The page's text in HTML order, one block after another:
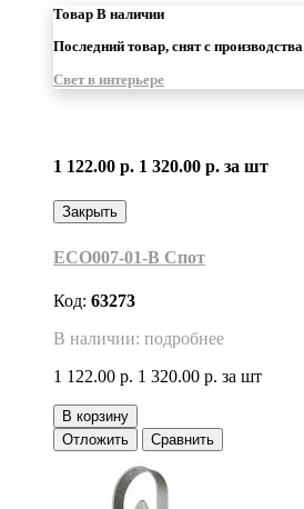
Товар В наличии
Последний товар, снят с производства
Свет в интерьере
1 122.00 р. 1 320.00 р. за шт
Закрыть
ECO007-01-B Cпот
Код: 63273
В наличии: подробнее
1 122.00 р. 1 320.00 р. за шт
В корзину
Отложить
Сравнить